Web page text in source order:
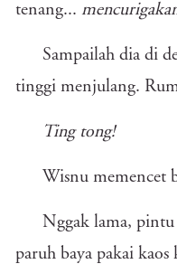
tenang...
Sampailah dia di
tinggi menjulang.
Ting tong!
Wisnu memencet
Nggak lama,
paruh baya pakai